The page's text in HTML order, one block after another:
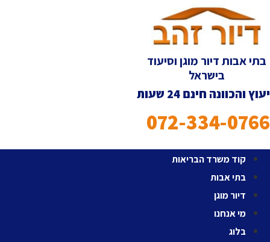
לתוכן
בתי אבות דיור מוגן וסיעוד
בישראל
יעוץ והכוונה חינם 24 שעות
072-334-0766
קוד משרד הבריאות
בתי אבות
דיור מוגן
מי אנחנו
בלוג